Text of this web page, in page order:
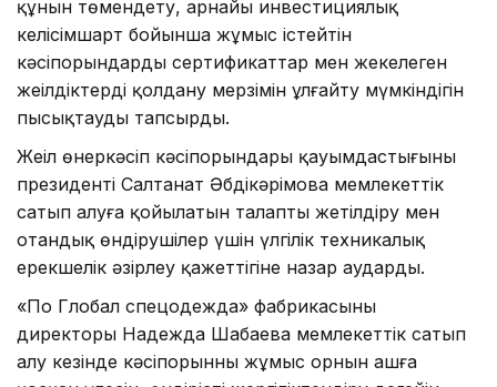
құнын төмендету, арнайы инвестициялық
келісімшарт бойынша жұмыс істейтін
кәсіпорындардың сертификаттар мен жекелеген
жеңілдіктерді қолдану мерзімін ұлғайту мүмкіндігін
пысықтауды тапсырды.
Жеңіл өнеркәсіп кәсіпорындары қауымдастығының
президенті Салтанат Әбдікәрімова мемлекеттік
сатып алуға қойылатын талапты жетілдіру мен
отандық өндірушілер үшін үлгілік техникалық
ерекшелік әзірлеу қажеттігіне назар аударды.
«По Глобал спецодежда» фабрикасының
директоры Надежда Шабаева мемлекеттік сатып
алу кезінде кәсіпорынның жұмыс орнын ашға